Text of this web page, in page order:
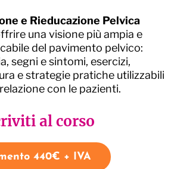
e Rieducazione Pelvica
una visione più ampia e
del pavimento pelvico:
segni e sintomi, esercizi,
e strategie pratiche utilizzabili
con le pazienti.
al corso
440€ + IVA